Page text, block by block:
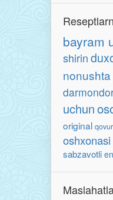
bayram
shirin
nonushta
uchun
original
oshxonasi
sabzavotli